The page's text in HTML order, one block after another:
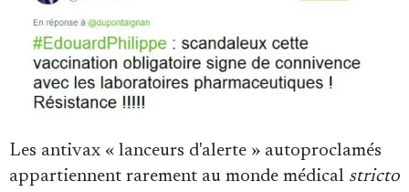
Les antivax « lanceurs d'alerte » autoproclamés
appartiennent rarement au monde médical stricto